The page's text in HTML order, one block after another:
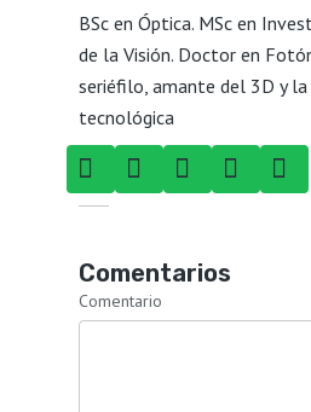
BSc en Óptica. MSc en
de la Visión. Doctor en
seriéfilo, amante del 3D y
tecnológica
Comentarios
Comentario